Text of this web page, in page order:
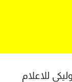
للاعلام